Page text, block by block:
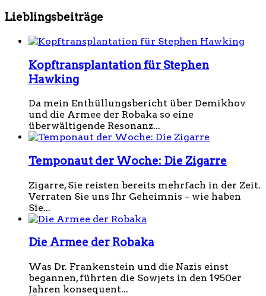
Lieblingsbeiträge
Kopftransplantation für Stephen
Hawking
Da mein Enthüllungsbericht über Demikhov
und die Armee der Robaka so eine
überwältigende Resonanz...
Temponaut der Woche: Die Zigarre
Zigarre, Sie reisten bereits mehrfach in der Zeit.
Verraten Sie uns Ihr Geheimnis – wie haben
Sie...
Die Armee der Robaka
Was Dr. Frankenstein und die Nazis einst
begannen, führten die Sowjets in den 1950er
Jahren konsequent...